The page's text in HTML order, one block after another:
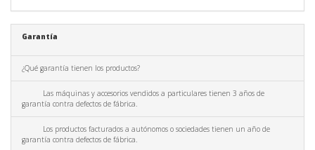
Garantía
¿Qué garantía tienen los productos?
Las máquinas y accesorios vendidos a particulares tienen 3 años de
garantía contra defectos de fábrica.
Los productos facturados a autónomos o sociedades tienen un año de
garantía contra defectos de fábrica.